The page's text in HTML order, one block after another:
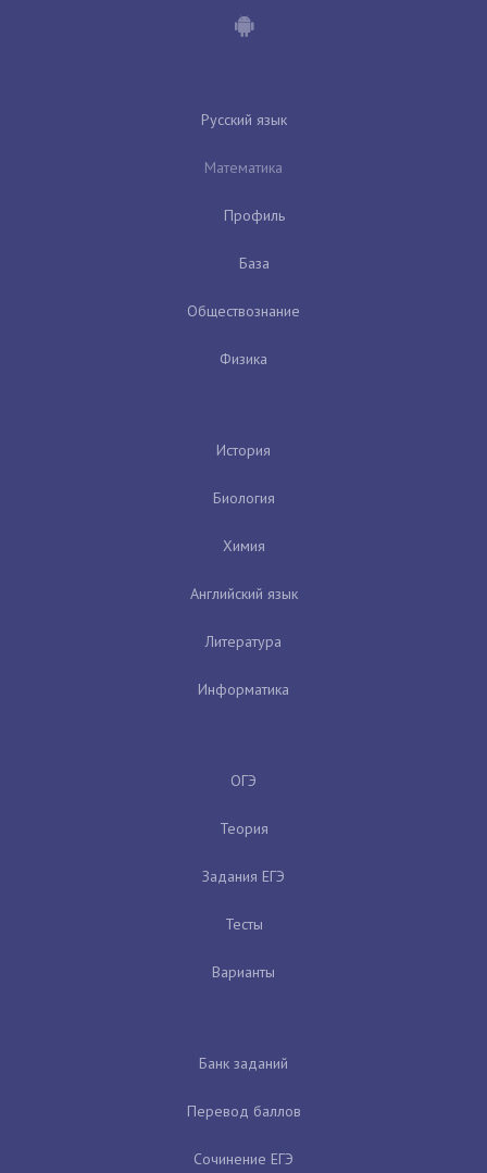
Русский язык
Математика
Профиль
База
Обществознание
Физика
История
Биология
Химия
Английский язык
Литература
Информатика
ОГЭ
Теория
Задания ЕГЭ
Тесты
Варианты
Банк заданий
Перевод баллов
Сочинение ЕГЭ